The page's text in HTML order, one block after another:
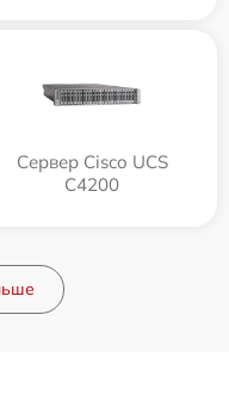
Сервер Cisco UCS
C4200